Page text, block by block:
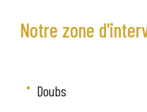
Notre zone
Doubs